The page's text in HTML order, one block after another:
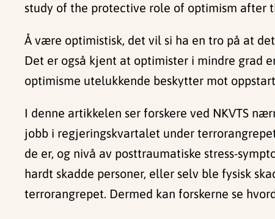
study of the protective role of optimism after
Å være optimistisk, det vil si ha en tro på at
Det er også kjent at optimister i mindre grad
optimisme utelukkende beskytter mot
I denne artikkelen ser forskere ved NKVTS
jobb i regjeringskvartalet under
de er, og nivå av posttraumatiske stress-
hardt skadde personer, eller selv ble fysisk
terrorangrepet. Dermed kan forskerne se